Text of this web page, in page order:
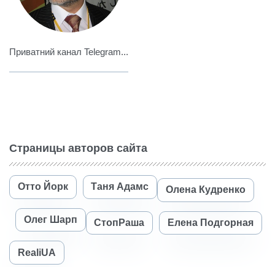
Приватний канал Telegram...
Страницы авторов сайта
Отто Йорк Таня Адамс Олена Кудренко
Олег Шарп СтопРаша Елена Подгорная
RealiUA